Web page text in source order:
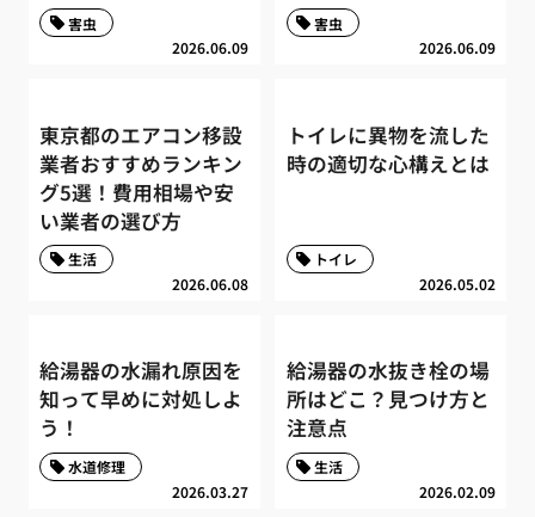
2026.06.09
害虫
2026.06.09
害虫
東京都のエアコン移設
業者おすすめランキン
グ5選！費用相場や安
い業者の選び方
2026.06.08
生活
トイレに異物を流した
時の適切な心構えとは
2026.05.02
トイレ
給湯器の水漏れ原因を
知って早めに対処しよ
う！
2026.03.27
水道修理
給湯器の水抜き栓の場
所はどこ？見つけ方と
注意点
2026.02.09
生活